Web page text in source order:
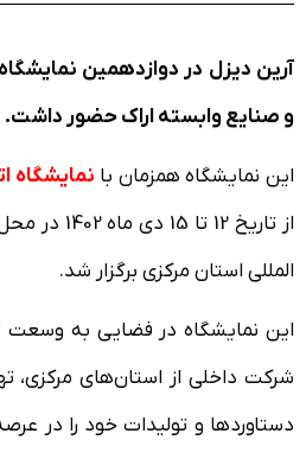
آرین دیزل در دوازدهمین
و صنایع وابسته اراک حضور داشت.
این نمایشگاه همزمان با نمایشگاه
از تاریخ 12
المللی استان مرکزی برگزار شد.
شرکت داخلی از استان‌های مرکزی،
دستاوردها و تولیدات خود را در